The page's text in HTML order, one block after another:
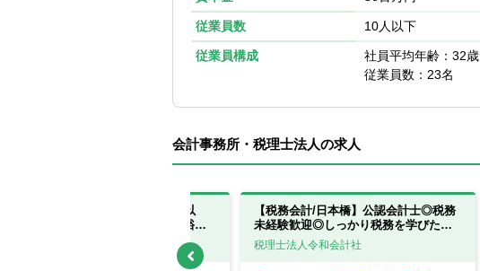
従業員数 10人以下
従業員構成
社員平均年齢：32歳
従業員数：23名
会計事務所・税理士法人の求人
【税理士有資格者】残業月10時間以
下！在宅・時短可！中小企業と富裕層
【税務会計/日本橋】公認会計士◎税務
未経験歓迎◎しっかり税務を学びたい
方
税理士法人令和会計社